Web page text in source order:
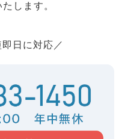
します。
日に対応／